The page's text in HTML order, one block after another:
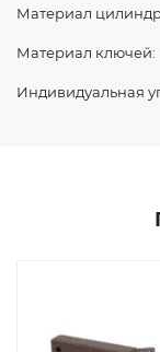
Материал
Материал ключей:
Индивидуальная